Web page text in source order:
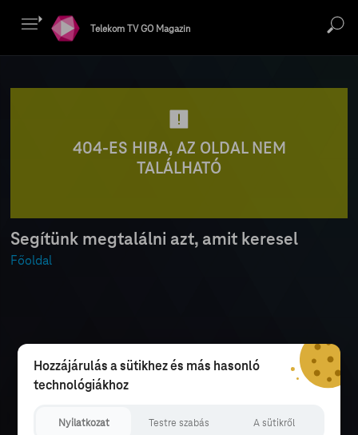
Telekom TV GO Magazin
404-ES HIBA, AZ OLDAL NEM
TALÁLHATÓ
Segítünk megtalálni azt, amit keresel
Főoldal
Hozzájárulás a sütikhez és más hasonló
technológiákhoz
Nyilatkozat Testre szabás A sütikről